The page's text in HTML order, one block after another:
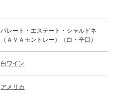
パレート・エステート・シャルドネ
（ＡＶＡモントレー）（白・辛口）
白ワイン
アメリカ